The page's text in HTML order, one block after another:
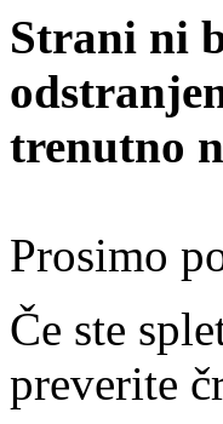
Strani ni
trenutno
Prosimo
Če ste
preverite